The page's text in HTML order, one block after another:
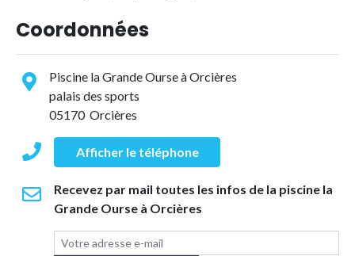
Coordonnées
Piscine la Grande Ourse à Orcières
palais des sports
05170 Orcières
Afficher le téléphone
Recevez par mail toutes les infos de la piscine la
Grande Ourse à Orcières